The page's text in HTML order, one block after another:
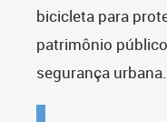
bicicleta para
patrimônio
segurança